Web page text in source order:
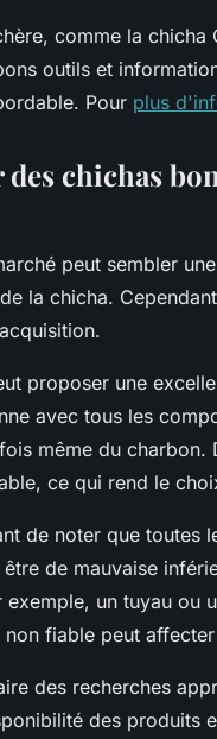
comme la chicha
outils et
Pour plus
chichas
peut sembler
la chicha.
proposer une
avec tous les
même du
ce qui rend le
de noter que toutes
de mauvaise
exemple, un tuyau
non fiable peut
des recherches
des produits